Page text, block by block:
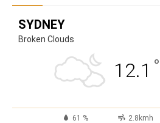
SYDNEY
Broken Clouds
12.1 °
61 % 2.8kmh